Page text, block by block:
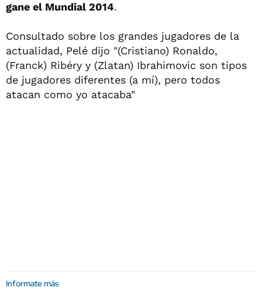
gane el Mundial 2014.
Consultado sobre los grandes jugadores de la
actualidad, Pelé dijo "(Cristiano) Ronaldo,
(Franck) Ribéry y (Zlatan) Ibrahimovic son tipos
de jugadores diferentes (a mí), pero todos
atacan como yo atacaba"
Informate más